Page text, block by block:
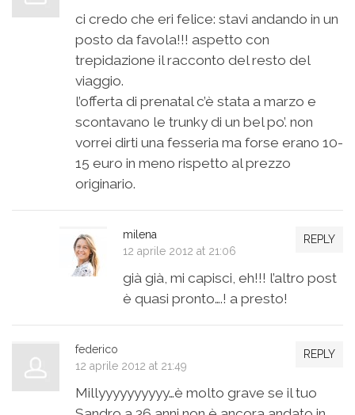
ci credo che eri felice: stavi andando in un
posto da favola!!! aspetto con
trepidazione il racconto del resto del
viaggio.
l’offerta di prenatal c’è stata a marzo e
scontavano le trunky di un bel po’. non
vorrei dirti una fesseria ma forse erano 10-
15 euro in meno rispetto al prezzo
originario.
REPLY
milena
12 aprile 2012 at 21:06
già già, mi capisci, eh!!! l’altro post
è quasi pronto….! a presto!
REPLY
federico
12 aprile 2012 at 21:49
Millyyyyyyyyyy…è molto grave se il tuo